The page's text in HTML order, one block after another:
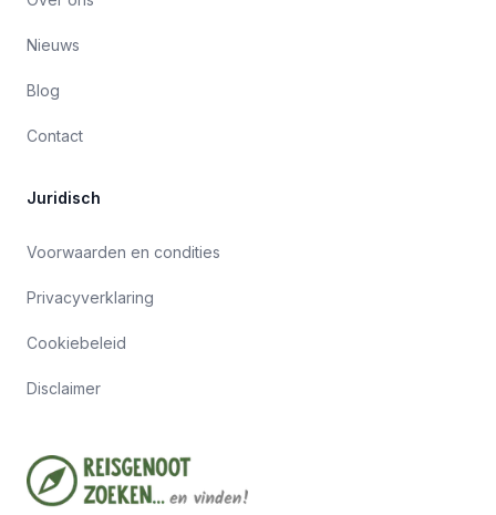
Nieuws
Blog
Contact
Juridisch
Voorwaarden en condities
Privacyverklaring
Cookiebeleid
Disclaimer